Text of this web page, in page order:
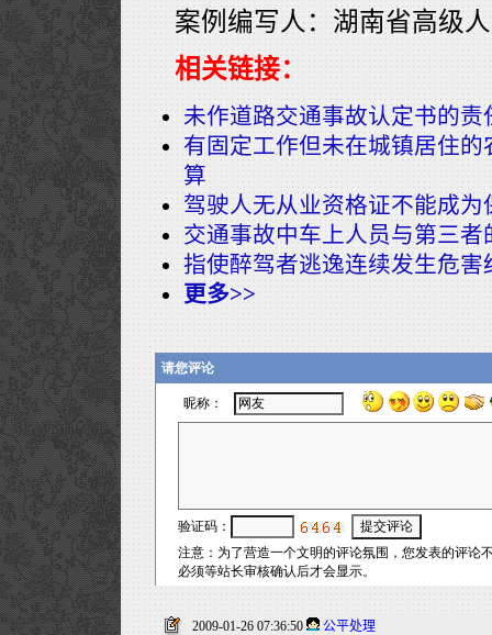
案例编写人：湖南省高级
相关链接：
未作道路交通事故认定书的责
有固定工作但未在城镇居住
算
驾驶人无从业资格证不能成为
交通事故中车上人员与第三者
指使醉驾者逃逸连续发生危害
更多>>
2009-01-26 07:36:50 公平处理